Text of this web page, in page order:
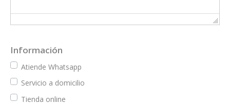
Información
Atiende Whatsapp
Servicio a domicilio
Tienda online